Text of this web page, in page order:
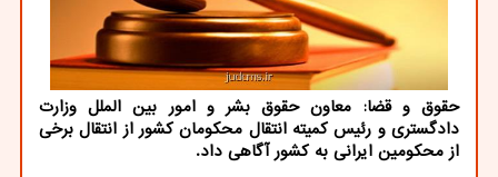
حقوق و قضا: معاون حقوق بشر و امور بین الملل وزارت
دادگستری و رئیس کمیته انتقال محکومان کشور از انتقال برخی
از محکومین ایرانی به کشور آگاهی داد.